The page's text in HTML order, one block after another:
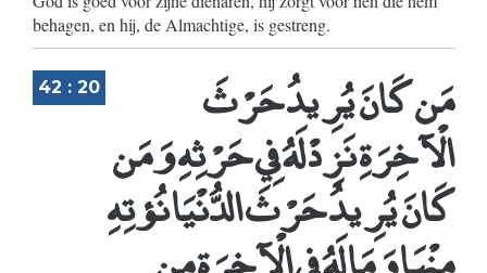
behagen, en hij, de Almachtige, is gestreng.
42 : 20 مَن كَانَ يُرِيدُ حَرْثَ
الْآخِرَةِ نَزِدْ لَهُ فِي حَرْثِهِ وَمَن
كَانَ يُرِيدُ حَرْثَ الدُّنْيَا نُؤتِهِ